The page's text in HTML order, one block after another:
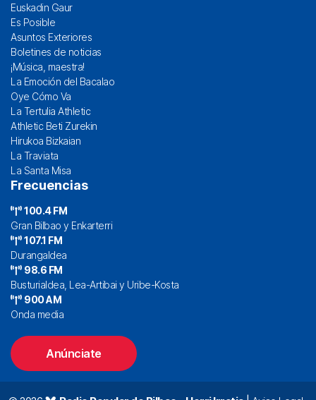
Euskadin Gaur
Es Posible
Asuntos Exteriores
Boletines de noticias
¡Música, maestra!
La Emoción del Bacalao
Oye Cómo Va
La Tertulia Athletic
Athletic Beti Zurekin
Hirukoa Bizkaian
La Traviata
La Santa Misa
Frecuencias
100.4 FM
Gran Bilbao y Enkarterri
107.1 FM
Durangaldea
98.6 FM
Busturialdea, Lea-Artibai y Uribe-Kosta
900 AM
Onda media
Anúnciate